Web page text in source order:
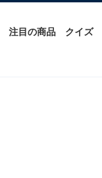
注目の商品 クイズ